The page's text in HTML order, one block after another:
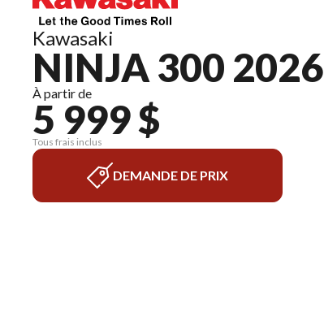
Kawasaki
NINJA 300 2026
À partir de
5 999 $
Tous frais inclus
DEMANDE DE PRIX